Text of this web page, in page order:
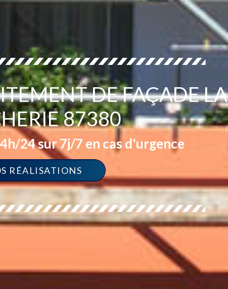
DE FAÇADE LA
87380
24 sur 7j/7 en cas d'urgence
RÉALISATIONS